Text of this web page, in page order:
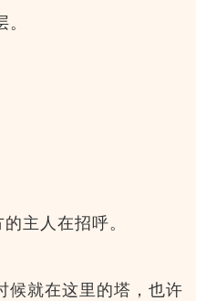
主人在招呼。
候就在这里的塔，也许